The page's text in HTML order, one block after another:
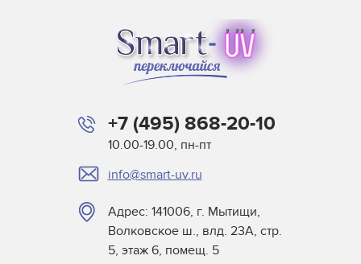
Leggett & Platt
Mark Andy
Matan
Mimaki
MTL Print
Mutoh
Oce
Printing Imaging Tech.
+7 (495) 868-20-10
10.00-19.00, пн-пт
info@smart-uv.ru
Адрес: 141006, г. Мытищи,
Волковское ш., влд. 23А, стр.
5, этаж 6, помещ. 5